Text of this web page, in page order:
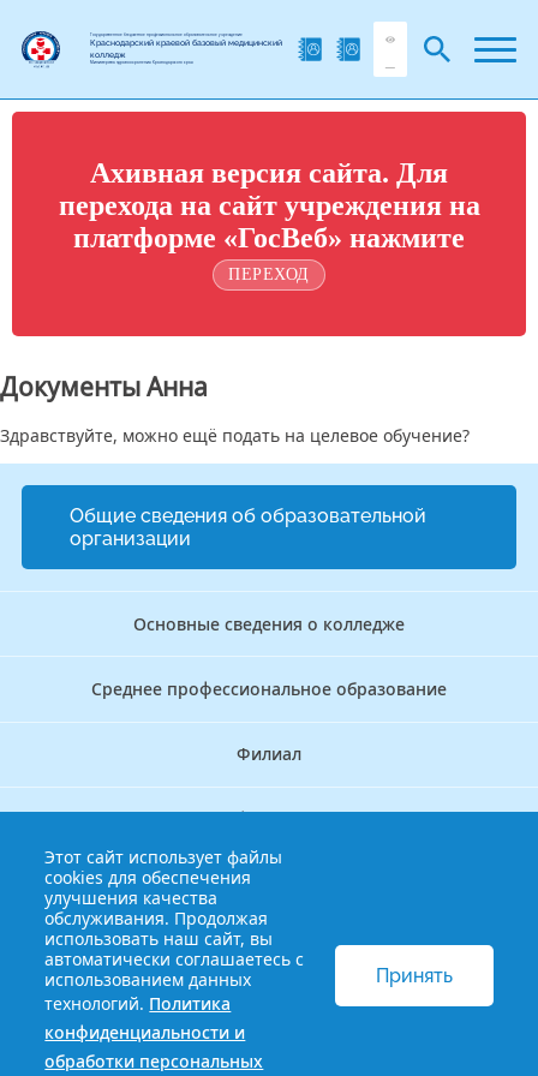
Государственное бюджетное профессиональное образовательное учреждение
Краснодарский краевой базовый медицинский
колледж
Министерства здравоохранения Краснодарского края
Ахивная версия сайта. Для
перехода на сайт учреждения на
платформе «ГосВеб» нажмите
ПЕРЕХОД
Документы Анна
Здравствуйте, можно ещё подать на целевое обучение?
Общие сведения об образовательной
организации
Основные сведения о колледже
Среднее профессиональное образование
Филиал
Дополнительное профессиональное образование
Аккредитационно — симуляционный центр
Бережливый колледж
© 2013-2021 Краснодарский краевой базовый медицинский
колледж
Политика конфиденциальности и обработки
персональных данных
Этот сайт использует файлы
cookies для обеспечения
улучшения качества
обслуживания. Продолжая
использовать наш сайт, вы
автоматически соглашаетесь с
использованием данных
технологий. Политика
конфиденциальности и
обработки персональных
Принять